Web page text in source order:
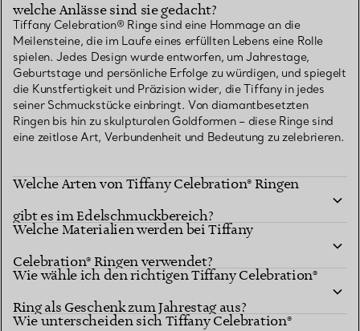
welche Anlässe sind sie gedacht?
Tiffany Celebration® Ringe sind eine Hommage an die
Meilensteine, die im Laufe eines erfüllten Lebens eine Rolle
spielen. Jedes Design wurde entworfen, um Jahrestage,
Geburtstage und persönliche Erfolge zu würdigen, und spiegelt
die Kunstfertigkeit und Präzision wider, die Tiffany in jedes
seiner Schmuckstücke einbringt. Von diamantbesetzten
Ringen bis hin zu skulpturalen Goldformen – diese Ringe sind
eine zeitlose Art, Verbundenheit und Bedeutung zu zelebrieren.
Welche Arten von Tiffany Celebration® Ringen
gibt es im Edelschmuckbereich?
Welche Materialien werden bei Tiffany
Celebration® Ringen verwendet?
Wie wähle ich den richtigen Tiffany Celebration®
Ring als Geschenk zum Jahrestag aus?
Wie unterscheiden sich Tiffany Celebration®